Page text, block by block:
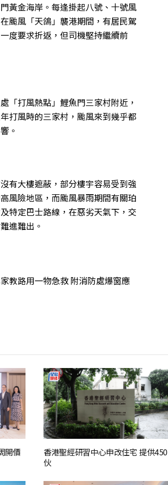
黃金海岸。每逢掛起八號、十號風
颱風「天鴿」襲港期間，有居民駕
度要求折返，但司機堅持繼續前
「打風熱點」鯉魚門三家村附近，
打風時的三家村，颱風來到幾乎都
。
有大樓遮蔽，部分樓宇容易受到強
風險地區，而颱風暴雨期間有關珀
特定巴士路線，在惡劣天氣下，交
進難出。
教路用一物急救 附消防處爆窗應
開價
香港聖經研習中心申改住宅 提供450
伙